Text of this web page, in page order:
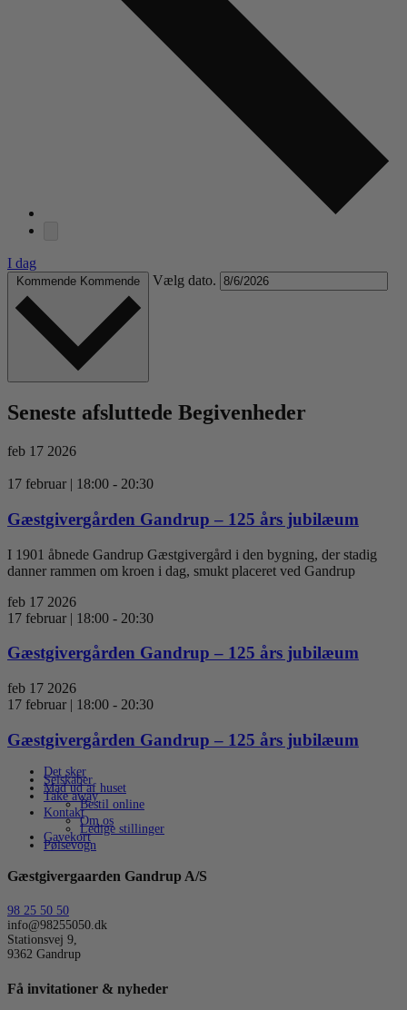
I dag
Kommende Kommende Vælg dato.
Seneste afsluttede Begivenheder
feb 17 2026
17 februar | 18:00 - 20:30
Gæstgivergården Gandrup – 125 års jubilæum
I 1901 åbnede Gandrup Gæstgivergård i den bygning, der stadig
danner rammen om kroen i dag, smukt placeret ved Gandrup
feb 17 2026
17 februar | 18:00 - 20:30
Gæstgivergården Gandrup – 125 års jubilæum
feb 17 2026
17 februar | 18:00 - 20:30
Gæstgivergården Gandrup – 125 års jubilæum
Det sker
Selskaber
Mad ud af huset
Take away
Bestil online
Kontakt
Om os
Ledige stillinger
Gavekort
Pølsevogn
Gæstgivergaarden Gandrup A/S
98 25 50 50
info@98255050.dk
Stationsvej 9,
9362 Gandrup
Få invitationer & nyheder